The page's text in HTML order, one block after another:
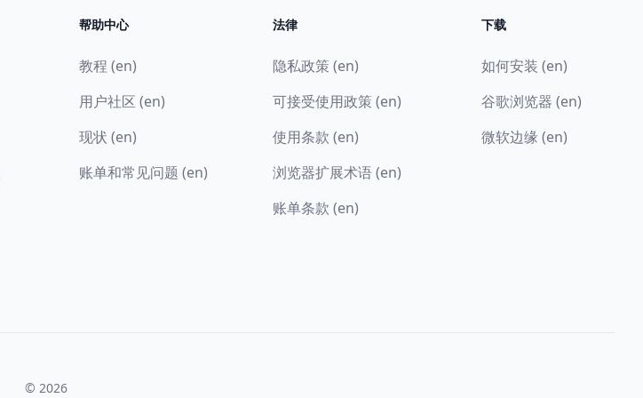
帮助中心
教程 (en)
用户社区 (en)
现状 (en)
账单和常见问题 (en)
法律
隐私政策 (en)
可接受使用政策 (en)
使用条款 (en)
浏览器扩展术语 (en)
账单条款 (en)
下载
如何安装 (en)
谷歌浏览器 (en)
微软边缘 (en)
© 2026